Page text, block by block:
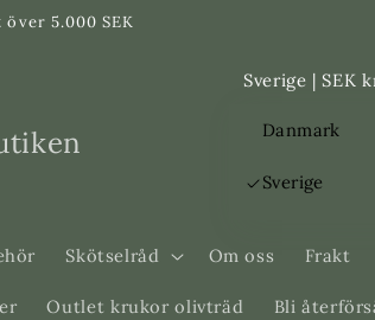
5.000 SEK
Skötselråd Om oss Frakt
Outlet krukor olivträd Bli
L
R
e
Sverige
Danmark
Sverige